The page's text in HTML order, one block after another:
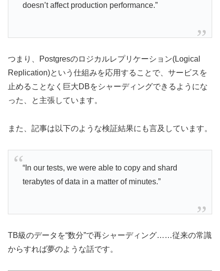
doesn’t affect production performance.”
つまり、Postgresのロジカルレプリケーション(Logical
Replication)という仕組みを応用することで、サービスを
止めることなく巨大DBをシャーディングできるようにな
った、と主張しています。
また、記事は以下のような検証結果にも言及しています。
“In our tests, we were able to copy and shard
terabytes of data in a matter of minutes.”
TB級のデータを“数分”で再シャーディング……従来の常識
からすれば夢のような話です。